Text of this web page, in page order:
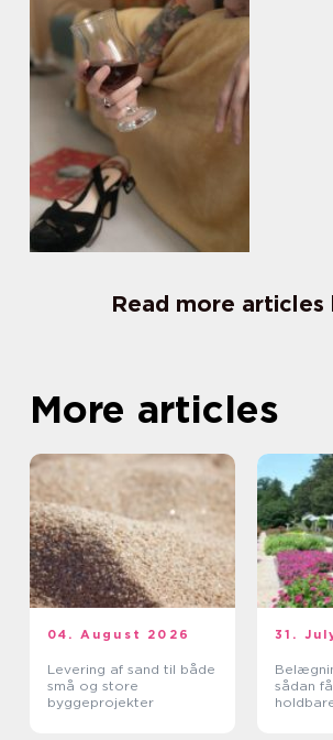
Read more articles
More articles
04. August 2026
Levering af sand til både
små og store
byggeprojekter
31.
sådan